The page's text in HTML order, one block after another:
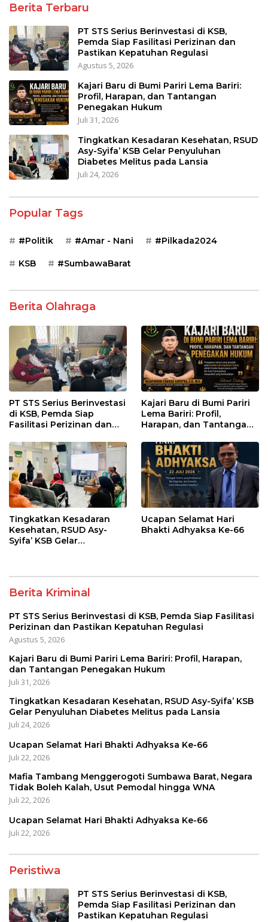
Berita Terbaru
PT STS Serius Berinvestasi di KSB,
Pemda Siap Fasilitasi Perizinan dan
Pastikan Kepatuhan Regulasi
Agustus 5, 2026
Kajari Baru di Bumi Pariri Lema Bariri:
Profil, Harapan, dan Tantangan
Penegakan Hukum
Juli 31, 2026
Tingkatkan Kesadaran Kesehatan, RSUD
Asy-Syifa’ KSB Gelar Penyuluhan
Diabetes Melitus pada Lansia
Juli 24, 2026
Popular Tags
#Politik #Amar - Nani #Pilkada2024
KSB #SumbawaBarat
Berita Olahraga
PT STS Serius Berinvestasi
di KSB, Pemda Siap
Fasilitasi Perizinan dan
Regulasi
Kajari Baru di Bumi Pariri
Lema Bariri: Profil,
Harapan, dan Tantangan
Tingkatkan Kesadaran
Kesehatan, RSUD Asy-
Syifa’ KSB Gelar
Ucapan Selamat Hari
Bhakti Adhyaksa Ke-66
Berita Kriminal
PT STS Serius Berinvestasi di KSB, Pemda Siap Fasilitasi
Perizinan dan Pastikan Kepatuhan Regulasi
Agustus 5, 2026
Kajari Baru di Bumi Pariri Lema Bariri: Profil, Harapan,
dan Tantangan Penegakan Hukum
Juli 31, 2026
Tingkatkan Kesadaran Kesehatan, RSUD Asy-Syifa’ KSB
Gelar Penyuluhan Diabetes Melitus pada Lansia
Juli 24, 2026
Ucapan Selamat Hari Bhakti Adhyaksa Ke-66
Juli 22, 2026
Mafia Tambang Menggerogoti Sumbawa Barat, Negara
Tidak Boleh Kalah, Usut Pemodal hingga WNA
Juli 22, 2026
Ucapan Selamat Hari Bhakti Adhyaksa Ke-66
Juli 22, 2026
Peristiwa
PT STS Serius Berinvestasi di KSB,
Pemda Siap Fasilitasi Perizinan dan
Pastikan Kepatuhan Regulasi